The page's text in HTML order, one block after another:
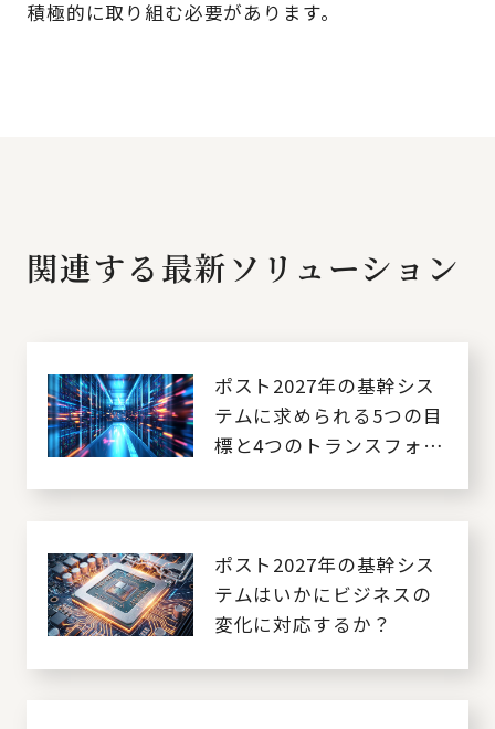
積極的に取り組む必要があります。
関連する最新ソリューション
ポスト2027年の基幹シス
テムに求められる5つの目
標と4つのトランスフォー
ポスト2027年の基幹シス
テムはいかにビジネスの
変化に対応するか？